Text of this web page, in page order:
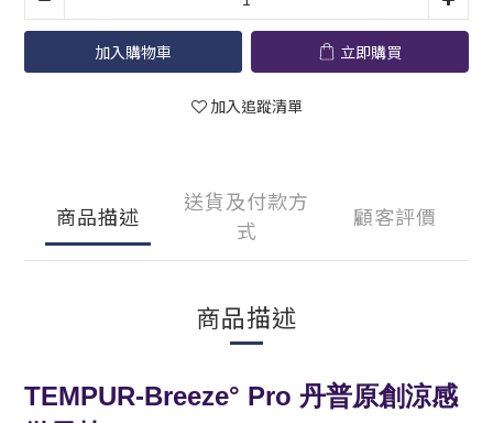
加入購物車 立即購買
加入追蹤清單
商品描述
送貨及付款方
式
顧客評價
商品描述
TEMPUR-Breeze° Pro 丹普原創涼感